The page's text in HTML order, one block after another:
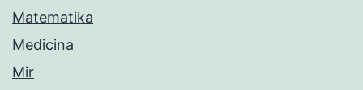
Matematika
Medicina
Mir